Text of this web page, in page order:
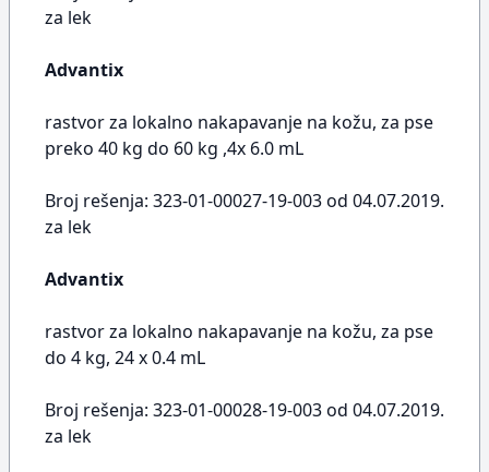
za lek
Advantix
rastvor za lokalno nakapavanje na kožu, za pse
preko 40 kg do 60 kg ,4x 6.0 mL
Broj rešenja: 323-01-00027-19-003 od 04.07.2019.
za lek
Advantix
rastvor za lokalno nakapavanje na kožu, za pse
do 4 kg, 24 x 0.4 mL
Broj rešenja: 323-01-00028-19-003 od 04.07.2019.
za lek